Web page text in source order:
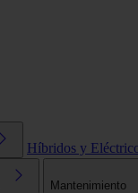
Híbridos y
Mantenimiento